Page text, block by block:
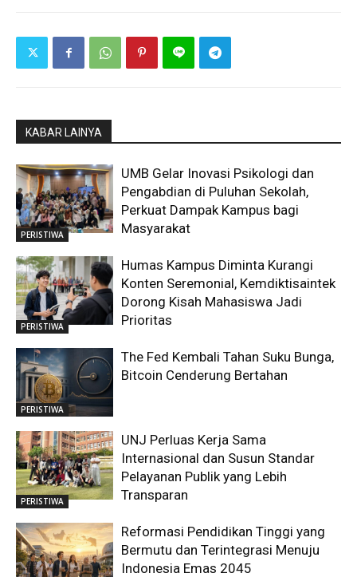
KABAR LAINYA
PERISTIWA
UMB Gelar Inovasi Psikologi dan
Pengabdian di Puluhan Sekolah,
Perkuat Dampak Kampus bagi
Masyarakat
PERISTIWA
Humas Kampus Diminta Kurangi
Konten Seremonial, Kemdiktisaintek
Dorong Kisah Mahasiswa Jadi
Prioritas
PERISTIWA
The Fed Kembali Tahan Suku Bunga,
Bitcoin Cenderung Bertahan
PERISTIWA
UNJ Perluas Kerja Sama
Internasional dan Susun Standar
Pelayanan Publik yang Lebih
Transparan
Reformasi Pendidikan Tinggi yang
Bermutu dan Terintegrasi Menuju
Indonesia Emas 2045